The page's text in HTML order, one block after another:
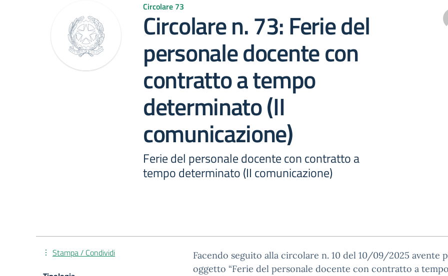
Circolare 73
Circolare n. 73: Ferie del
personale docente con
contratto a tempo
determinato (II
comunicazione)
Ferie del personale docente con contratto a
tempo determinato (II comunicazione)
Facendo seguito alla circolare n. 10 del 10/09/2025 avente
oggetto “Ferie del personale docente con contratto a tempo
Stampa / Condividi